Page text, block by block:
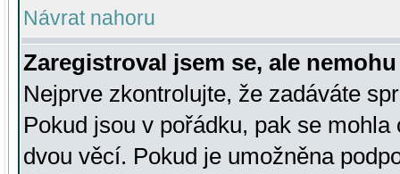
Návrat nahoru
Zaregistroval jsem se, ale
Nejprve zkontrolujte, že zadáváte
Pokud jsou v pořádku, pak se
dvou věcí. Pokud je umožněna